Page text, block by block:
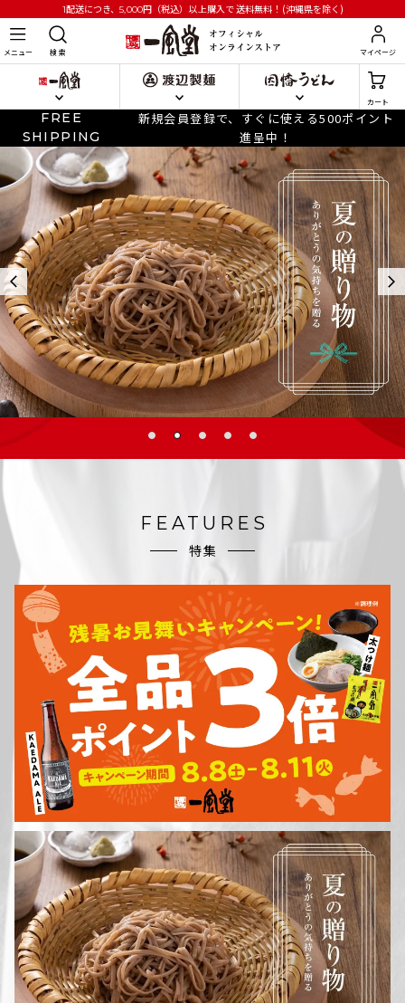
1配送につき、5,000円 （税込）以上購入で送料無料！(沖縄県を除く)
メニュー 検 索 マイページ
カート
FREE
SHIPPING
新規会員登録で、すぐに使える500ポイント
進呈中！
FEATURES
特集